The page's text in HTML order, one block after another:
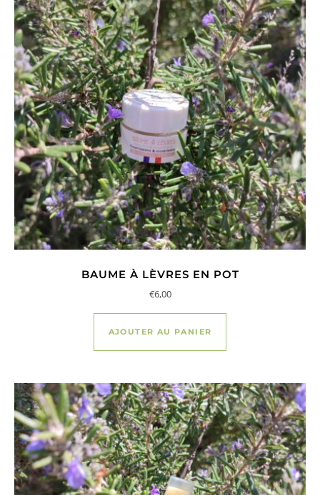
BAUME À LÈVRES EN POT
€6,00
AJOUTER AU PANIER